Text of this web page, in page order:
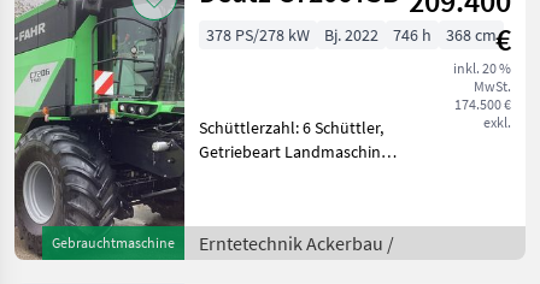
Gebrauchtmaschine
€
inkl. 20 %
MwSt.
174.500 €
exkl.
378 PS/278 kW Bj. 2022 746 h 368 cm
Schüttlerzahl: 6 Schüttler,
Getriebeart Landmaschine:
Ertragsmessung-GPS,
Kabine, Klimaanlage,
Erntetechnik Ackerbau /